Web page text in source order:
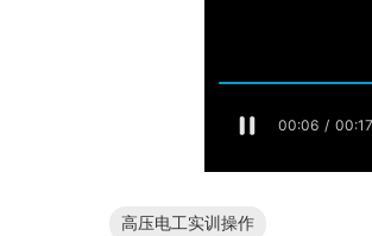
高压电工实训操作